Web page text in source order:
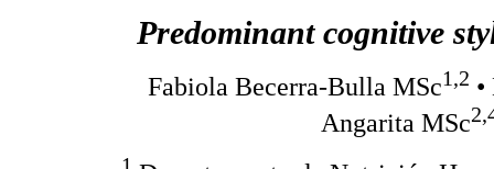
Predominant cognitive
Fabiola Becerra-Bulla MSc1,2
Angarita MSc